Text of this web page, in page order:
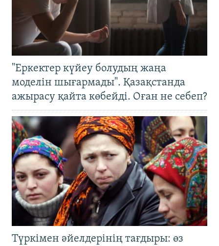
"Еркектер күйеу болудың жаңа
моделін шығармады". Қазақстанда
ажырасу қайта көбейді. Оған не себеп?
Түркімен әйелдерінің тағдыры: өз